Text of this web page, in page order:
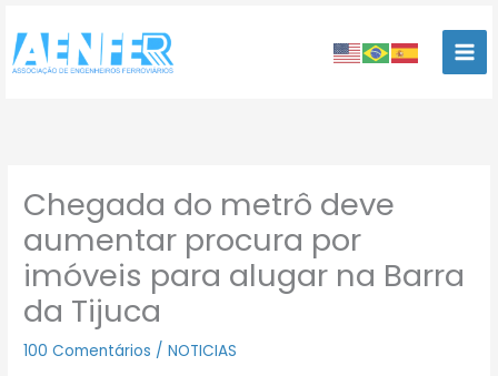
para
conteúdo
Chegada do metrô deve
aumentar procura por
imóveis para alugar na Barra
da Tijuca
100 Comentários /NOTICIAS